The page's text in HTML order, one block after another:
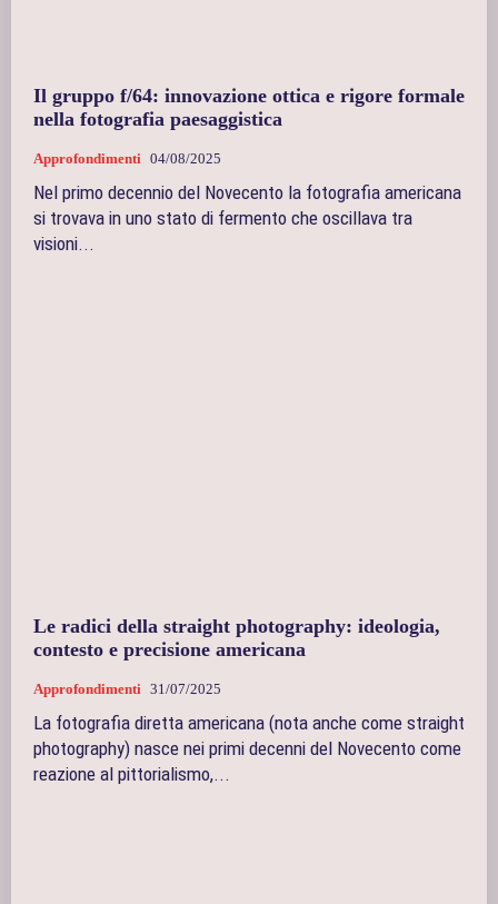
Il gruppo f/64: innovazione ottica e rigore formale
nella fotografia paesaggistica
Approfondimenti 04/08/2025
Nel primo decennio del Novecento la fotografia americana
si trovava in uno stato di fermento che oscillava tra
visioni...
Le radici della straight photography: ideologia,
contesto e precisione americana
Approfondimenti 31/07/2025
La fotografia diretta americana (nota anche come straight
photography) nasce nei primi decenni del Novecento come
reazione al pittorialismo,...